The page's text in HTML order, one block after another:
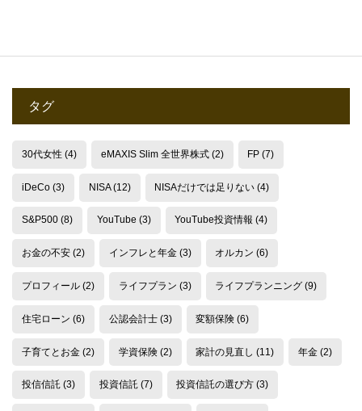
タグ
30代女性(4) eMAXIS Slim 全世界株式(2) FP (7)
iDeCo(3) NISA(12) NISAだけでは足りない (4)
S&P500(8) YouTube (3) YouTube投資情報 (4)
お金の不安(2) インフレと年金(3) オルカン (6)
プロフィール(2) ライフプラン (3) ライフプランニング (9)
住宅ローン (6) 公認会計士(3) 変額保険 (6)
子育てとお金(2) 学資保険(2) 家計の見直し (11) 年金 (2)
投信信託(3) 投資信託(7) 投資信託の選び方 (3)